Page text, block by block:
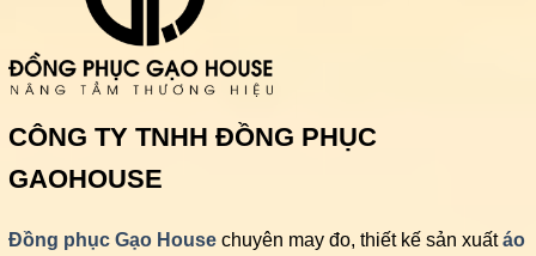
CÔNG TY TNHH ĐỒNG PHỤC
GAOHOUSE
Đồng phục Gạo Housechuyên may đo, thiết kế sản xuấtáo